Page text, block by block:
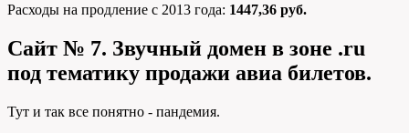
Расходы на продление с 2013 года: 1447,36 руб.
Сайт № 7. Звучный домен в зоне .ru
под тематику продажи авиа билетов.
Тут и так все понятно - пандемия.